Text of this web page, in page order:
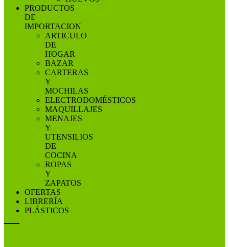
PRODUCTOS
DE
IMPORTACION
ARTICULO
DE
HOGAR
BAZAR
CARTERAS
Y
MOCHILAS
ELECTRODOMÉSTICOS
MAQUILLAJES
MENAJES
Y
UTENSILIOS
DE
COCINA
ROPAS
Y
ZAPATOS
OFERTAS
LIBRERÍA
PLÁSTICOS